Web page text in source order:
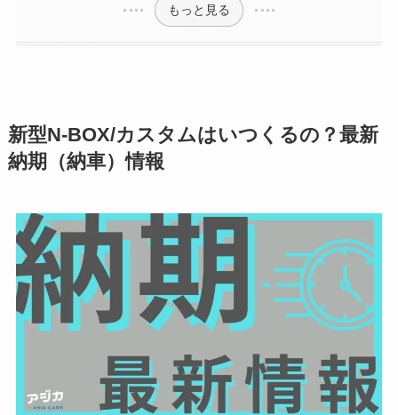
もっと見る
新型N-BOX/カスタムはいつくるの？最新
納期（納車）情報